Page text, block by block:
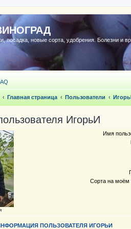
посадка, новые сорта, удобрения. Болезни и
Главная страница Пользователи
ИгорьИ
Имя
Сорта на моём
ПОЛЬЗОВАТЕЛЯ ИГОРЬИ